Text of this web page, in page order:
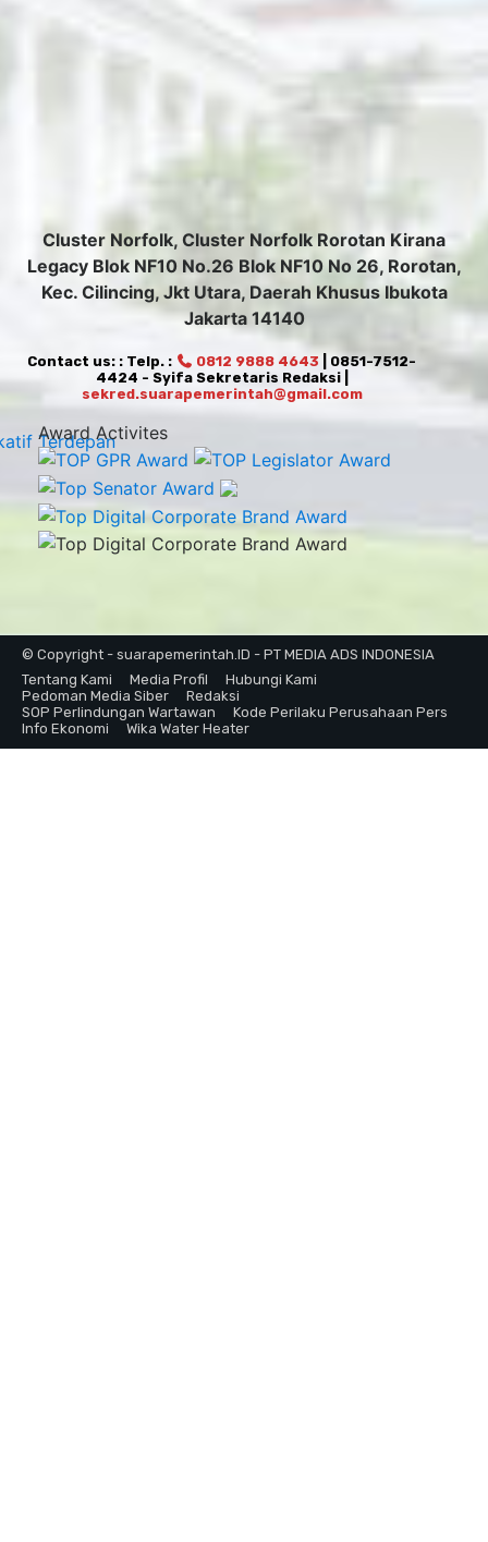
Cluster Norfolk, Cluster Norfolk Rorotan Kirana
Legacy Blok NF10 No.26 Blok NF10 No 26, Rorotan,
Kec. Cilincing, Jkt Utara, Daerah Khusus Ibukota
Jakarta 14140
Contact us: : Telp. : 0812 9888 4643 | 0851-7512-
4424 - Syifa Sekretaris Redaksi |
sekred.suarapemerintah@gmail.com
Award Activites
© Copyright - suarapemerintah.ID - PT MEDIA ADS INDONESIA
Tentang Kami
Media Profil
Hubungi Kami
Pedoman Media Siber
Redaksi
SOP Perlindungan Wartawan
Kode Perilaku Perusahaan Pers
Info Ekonomi
Wika Water Heater